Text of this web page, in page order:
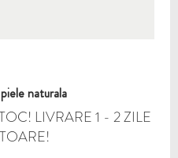
naturala
LIVRARE 1 - 2 ZILE